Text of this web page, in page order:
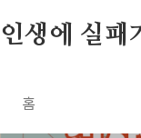
인생에 실패
홈